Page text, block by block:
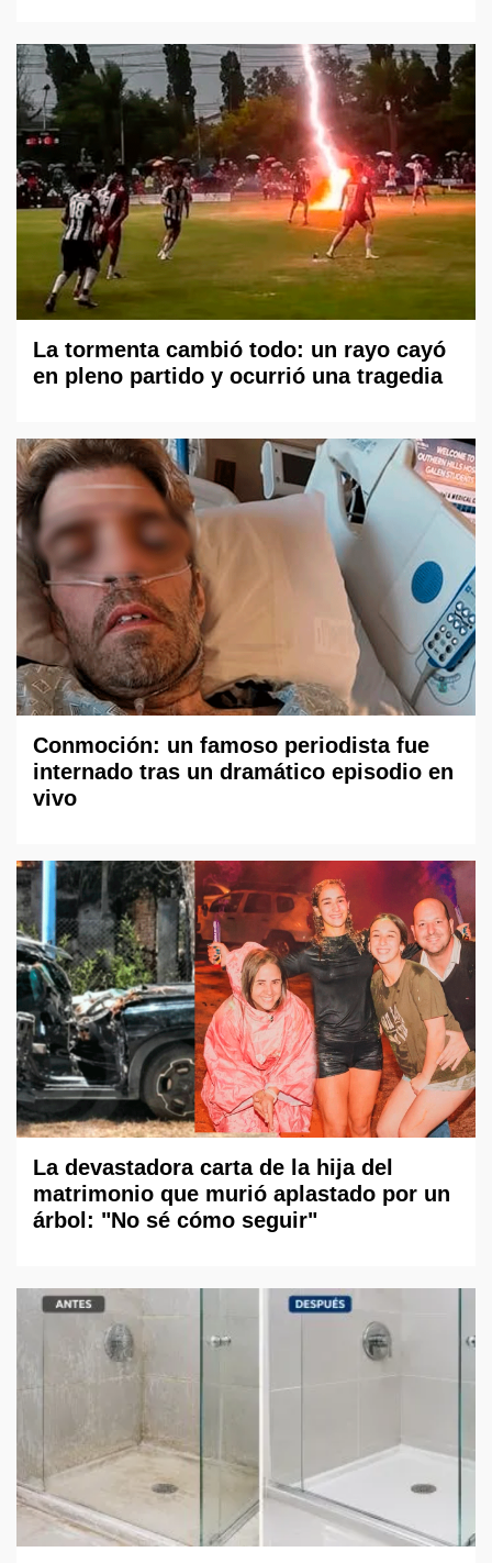
La tormenta cambió todo: un rayo cayó
en pleno partido y ocurrió una tragedia
Conmoción: un famoso periodista fue
internado tras un dramático episodio en
vivo
La devastadora carta de la hija del
matrimonio que murió aplastado por un
árbol: "No sé cómo seguir"